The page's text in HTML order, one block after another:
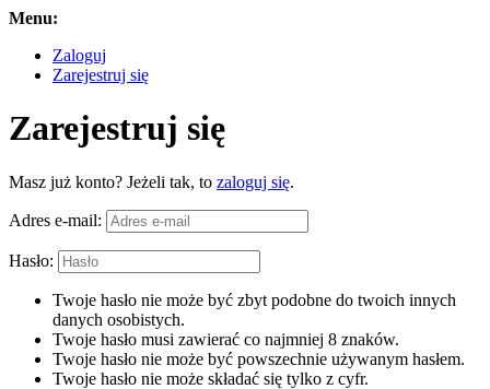
Menu:
Zaloguj
Zarejestruj się
Zarejestruj się
Masz już konto? Jeżeli tak, to zaloguj się.
Adres e-mail:
Hasło:
Twoje hasło nie może być zbyt podobne do twoich innych
danych osobistych.
Twoje hasło musi zawierać co najmniej 8 znaków.
Twoje hasło nie może być powszechnie używanym hasłem.
Twoje hasło nie może składać się tylko z cyfr.